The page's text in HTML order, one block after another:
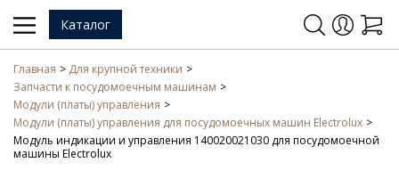
Каталог
Главная
Для крупной техники
Запчасти к посудомоечным машинам
Модули (платы) управления
Модули (платы) управления для посудомоечных машин Electrolux
Модуль индикации и управления 140020021030 для посудомоечной
машины Electrolux